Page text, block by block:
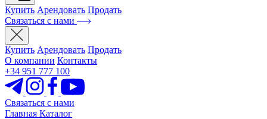
Купить Арендовать Продать
Связаться с нами
Купить Арендовать Продать
О компании Контакты
+34 951 777 100
Связаться с нами
Главная Каталог